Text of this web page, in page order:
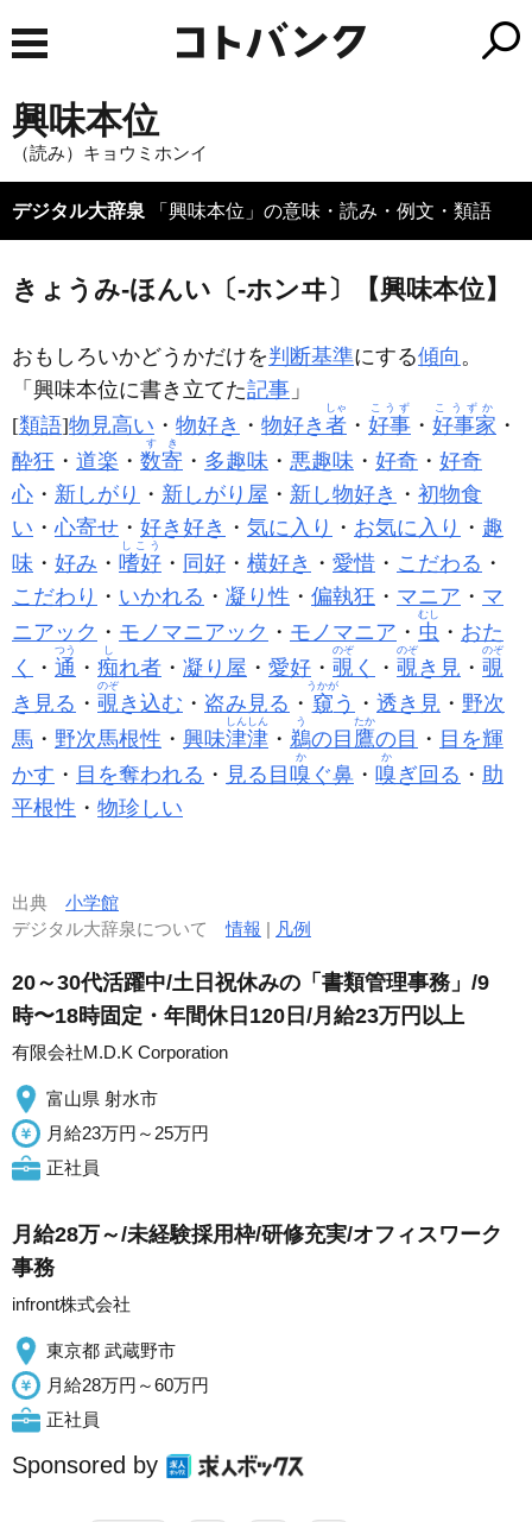
興味本位
（読み）キョウミホンイ
デジタル大辞泉 「興味本位」の意味・読み・例文・類語
きょうみ‐ほんい〔‐ホンヰ〕【興味本位】
おもしろいかどうかだけを判断基準にする傾向 。
「 興味本位に書き立てた記事 」
[類語]物見高い ・ 物好き ・ 物好き 者
しゃ
・ 好事
こうず
・ 好事家
こうずか
・
酔狂 ・ 道楽 ・ 数寄
すき
・ 多趣味 ・ 悪趣味 ・ 好奇 ・ 好奇
心 ・ 新しがり ・ 新しがり屋 ・ 新し物好き ・ 初物食
い ・心寄せ ・ 好き好き ・ 気に入り ・ お気に入り ・ 趣
味 ・ 好み ・ 嗜好
しこう
・ 同好 ・ 横好き ・ 愛惜 ・ こだわる ・
こだわり ・ いかれる ・ 凝り性 ・ 偏執狂 ・ マニア ・ マ
ニアック ・ モノマニアック ・ モノマニア ・ 虫
むし
・ おた
く
・ 通
つう
・ 痴
し
れ者 ・ 凝り屋 ・ 愛好 ・ 覗
のぞ
く ・ 覗
のぞ
き見 ・ 覗
のぞ
き見る ・ 覗
のぞ
き込む ・ 盗み見る ・ 窺
うかが
う ・ 透き見 ・ 野次
馬 ・ 野次馬根性 ・ 興味津津
しんしん
・ 鵜
う
の目 鷹
たか
の目 ・ 目を輝
かす ・ 目を奪われる ・ 見る目 嗅
か
ぐ鼻 ・ 嗅
か
ぎ回る ・ 助
平根性 ・ 物珍しい
出典 小学館
デジタル大辞泉について情報 | 凡例
20～30代活躍中/土日祝休みの「書類管理事務」/9
時〜18時固定・年間休日120日/月給23万円以上
有限会社M.D.K Corporation
富山県 射水市
月給23万円～25万円
正社員
月給28万～/未経験採用枠/研修充実/オフィスワーク
事務
infront株式会社
東京都 武蔵野市
月給28万円～60万円
正社員
Sponsored by